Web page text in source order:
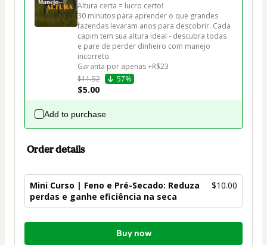
Altura certa = lucro certo!
30 minutos para aprender o que grandes
fazendas levaram anos para descobrir. Cada
capim tem sua altura ideal - descubra todas
e pare de perder dinheiro com manejo
incorreto.
Garanta por apenas +R$23
$11.52
57%
$5.00
Add to purchase
Order details
Mini Curso | Feno e Pré-Secado: Reduza
perdas e ganhe eficiência na seca
$10.00
Total
Buy now